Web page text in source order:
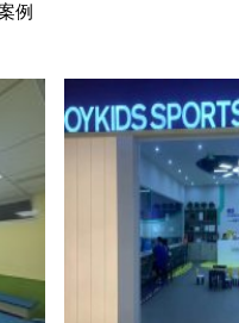
例